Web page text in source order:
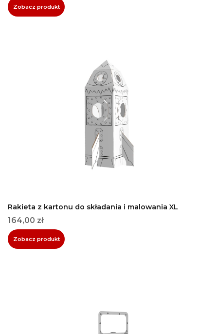
Zobacz produkt
Rakieta z kartonu do składania i malowania XL
Cena
164,00 zł
Zobacz produkt